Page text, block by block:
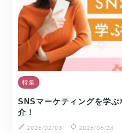
特集
SNSマーケティングを学
介！
2026/02/03
2026/06/24